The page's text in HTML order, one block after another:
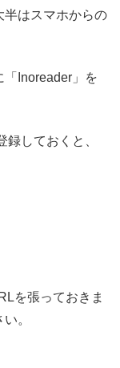
半はスマホからの
「Inoreader」を
しておくと、
を張っておきま
。